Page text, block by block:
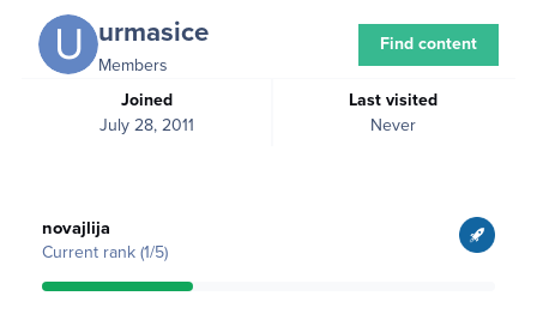
urmasice
Members
Joined
July 28, 2011
Last visited
Never
Find content
novajlija
Current rank (1/5)